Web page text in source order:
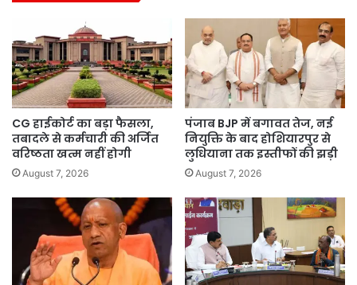
CG हाईकोर्ट का बड़ा फैसला,
तबादले से कर्मचारी की अर्जित
वरिष्ठता खत्म नहीं होगी
August 7, 2026
पंजाब BJP में बगावत तेज, नई
नियुक्ति के बाद होशियारपुर से
लुधियाना तक इस्तीफों की झड़ी
August 7, 2026